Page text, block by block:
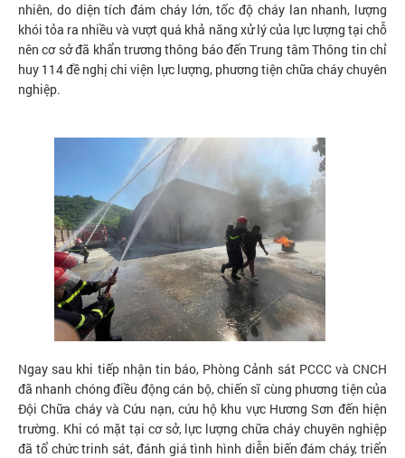
nhiên, do diện tích đám cháy lớn, tốc độ cháy lan nhanh, lượng
khói tỏa ra nhiều và vượt quá khả năng xử lý của lực lượng tại chỗ
nên cơ sở đã khẩn trương thông báo đến Trung tâm Thông tin chỉ
huy 114 đề nghị chi viện lực lượng, phương tiện chữa cháy chuyên
nghiệp.
Ngay sau khi tiếp nhận tin báo, Phòng Cảnh sát PCCC và CNCH
đã nhanh chóng điều động cán bộ, chiến sĩ cùng phương tiện của
Đội Chữa cháy và Cứu nạn, cứu hộ khu vực Hương Sơn đến hiện
trường. Khi có mặt tại cơ sở, lực lượng chữa cháy chuyên nghiệp
đã tổ chức trinh sát, đánh giá tình hình diễn biến đám cháy, triển